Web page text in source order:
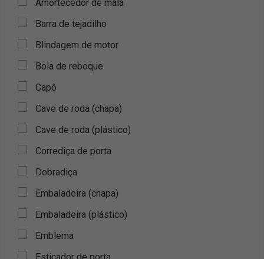
Amortecedor de mala
Barra de tejadilho
Blindagem de motor
Bola de reboque
Capô
Cave de roda (chapa)
Cave de roda (plástico)
Corrediça de porta
Dobradiça
Embaladeira (chapa)
Embaladeira (plástico)
Emblema